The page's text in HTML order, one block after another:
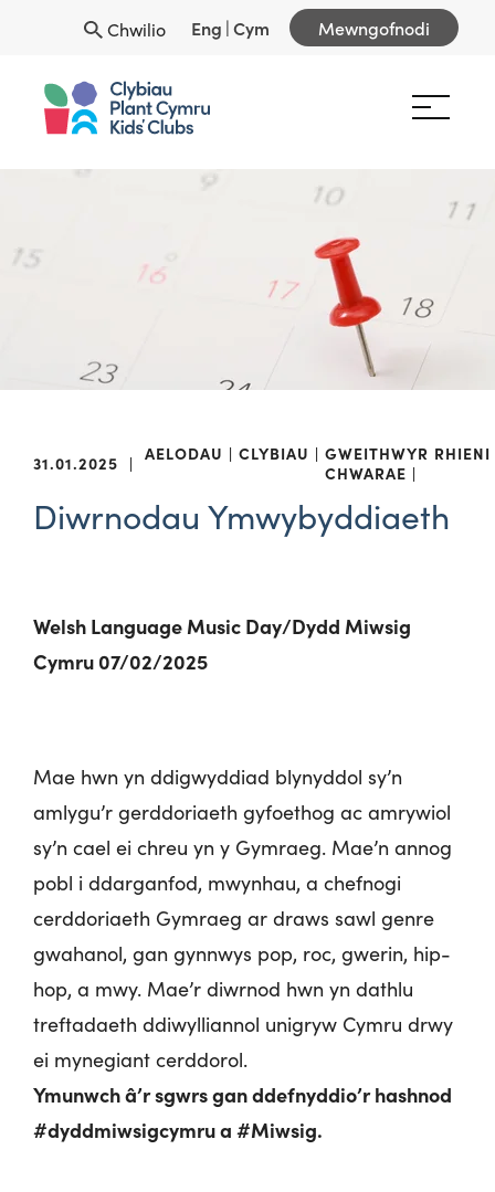
Chwilio Eng |Cym Mewngofnodi
31.01.2025 | AELODAU CLYBIAU
GWEITHWYR
CHWARAE
RHIENI
Diwrnodau Ymwybyddiaeth
Welsh Language Music Day/Dydd Miwsig
Cymru 07/02/2025
Mae hwn yn ddigwyddiad blynyddol sy’n
amlygu’r gerddoriaeth gyfoethog ac amrywiol
sy’n cael ei chreu yn y Gymraeg. Mae’n annog
pobl i ddarganfod, mwynhau, a chefnogi
cerddoriaeth Gymraeg ar draws sawl genre
gwahanol, gan gynnwys pop, roc, gwerin, hip-
hop, a mwy. Mae’r diwrnod hwn yn dathlu
treftadaeth ddiwylliannol unigryw Cymru drwy
ei mynegiant cerddorol.
Ymunwch â’r sgwrs gan ddefnyddio’r hashnod
#dyddmiwsigcymru a #Miwsig.